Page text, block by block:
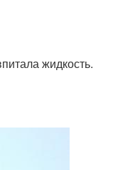
жидкость.